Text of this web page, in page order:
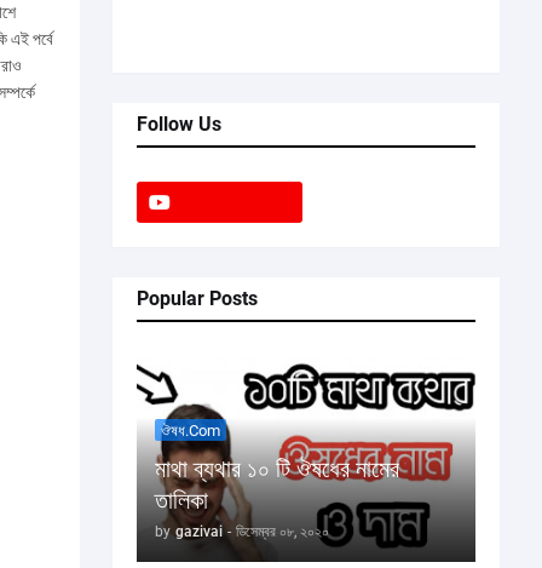
এই পর্বে
Follow Us
Popular Posts
ঔষধ.com
মাথা ব্যথার ১০ টি ঔষধের নামের
তালিকা
by gazivai - ডিসেম্বর ০৮, ২০২০